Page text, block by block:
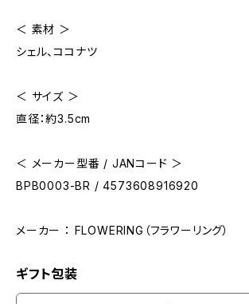
＜ 素材 ＞
シェル、ココナツ
＜ サイズ ＞
直径：約3.5cm
＜ メーカー型番 / JANコード ＞
BPB0003-BR / 4573608916920
メーカー ： FLOWERING（フラワーリング）
ギフト包装